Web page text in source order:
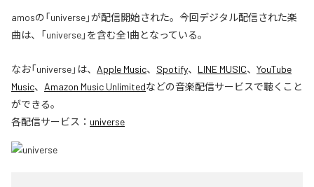
amosの「universe」が配信開始された。今回デジタル配信された楽
曲は、「universe」を含む全1曲となっている。
なお「universe」は、 Apple Music、 Spotify、 LINE MUSIC、 YouTube
Music、 Amazon Music Unlimitedなどの音楽配信サービスで聴くこと
ができる。
各配信サービス： universe